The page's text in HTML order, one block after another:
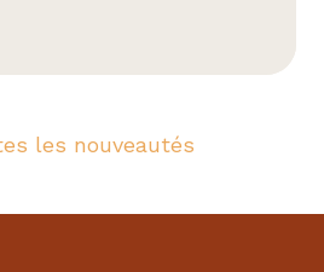
les nouveautés